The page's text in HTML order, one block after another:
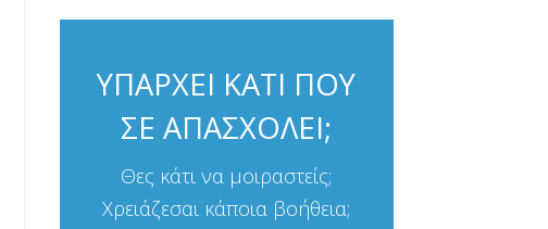
ΥΠΑΡΧΕΙ ΚΑΤΙ ΠΟΥ
ΣΕ ΑΠΑΣΧΟΛΕΙ;
Θες κάτι να μοιραστείς;
Χρειάζεσαι κάποια βοήθεια;